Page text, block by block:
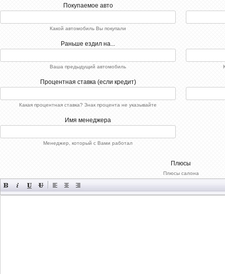
Покупаемое авто
Какой автомобиль Вы покупали
Раньше ездил на...
Ваша предыдущий автомобиль
Процентная ставка (если кредит)
Какая процентная ставка? Знак процента не указывайте
Имя менеджера
Менеджер, который с Вами работал
Плюсы
Плюсы салона